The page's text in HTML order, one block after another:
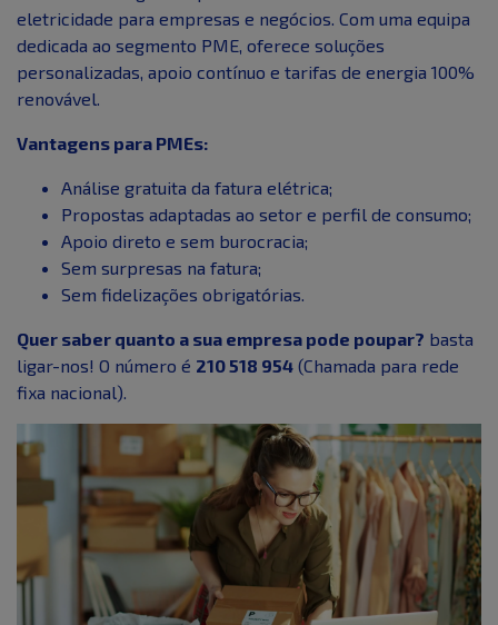
eletricidade para empresas e negócios. Com uma equipa
dedicada ao segmento PME, oferece soluções
personalizadas, apoio contínuo e tarifas de energia 100%
renovável.
Vantagens para PMEs:
Análise gratuita da fatura elétrica;
Propostas adaptadas ao setor e perfil de consumo;
Apoio direto e sem burocracia;
Sem surpresas na fatura;
Sem fidelizações obrigatórias.
Quer saber quanto a sua empresa pode poupar? basta
ligar-nos! O número é 210 518 954 (Chamada para rede
fixa nacional).